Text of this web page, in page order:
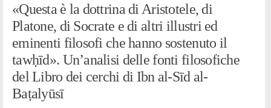
«Questa è la dottrina di Aristotele, di
Platone, di Socrate e di altri illustri ed
eminenti filosofi che hanno sostenuto il
tawḥīd». Un’analisi delle fonti filosofiche
del Libro dei cerchi di Ibn al-Sīd al-
Baṭalyūsī